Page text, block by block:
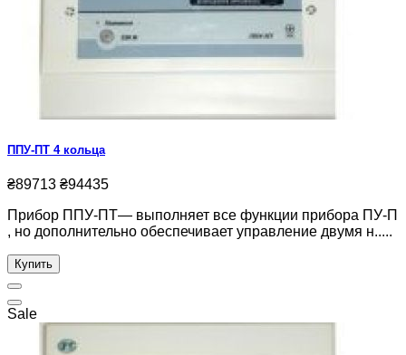
ППУ-ПТ 4 кольца
₴89713 ₴94435
Прибор ППУ-ПТ— выполняет все функции прибора ПУ-П
, но дополнительно обеспечивает управление двумя н.....
Купить
Sale